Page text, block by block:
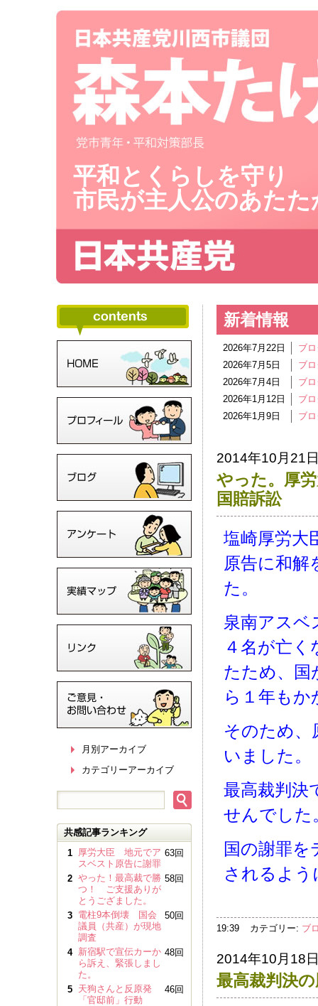
平和とくらしを守り
市民が主人公のあた
新着情報
2026年7月22日
ブ
2026年7月5日
ブ
2026年7月4日
ブ
2026年1月12日
ブ
2026年1月9日
ブ
2014年10月21
やった。厚
国賠訴訟
塩崎厚労大
原告に和解
た。
泉南アスベ
４名が亡
たため、国
ら１年も
そのため、
いました。
最高裁判決
せんでした
国の謝罪を
されるよう
19:39 カテゴリー: ブ
2014年10月18
最高裁判決
月別アーカイブ
カテゴリーアーカイブ
共感記事ランキング
1
厚労大臣 地元でア
スベスト原告に謝罪
63回
2 やった！最高裁で勝
つ！ ご支援ありが
とうござました。
58回
3
電柱9本倒壊 国会
議員（共産）が現地
調査
50回
4
新宿駅で宣伝カーか
ら訴え、緊張しまし
た。
48回
5
天狗さんと反原発
「官邸前」行動
46回